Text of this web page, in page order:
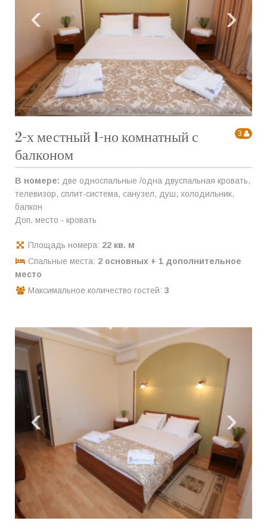
‹ ›
3
2-х местный 1-но комнатный с
балконом
В номере: две односпальные /одна двуспальная кровать,
телевизор, сплит-система, санузел, душ, холодильник,
балкон
Доп. место - кровать
Площадь номера: 22 кв. м
Спальные места: 2 основных + 1 дополнительное
место
Максимальное количество гостей: 3
‹ ›